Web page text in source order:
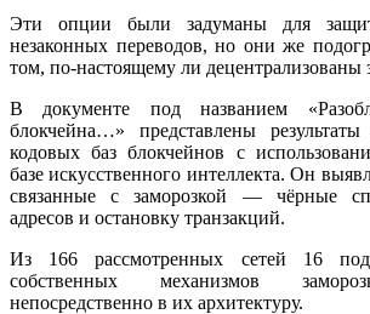
Эти опции были задуманы для
незаконных переводов, но они же
том, по-настоящему ли децентрализованы
В документе под названием
блокчейна…» представлены
кодовых баз блокчейнов с
базе искусственного интеллекта. Он
связанные с заморозкой — чёрные
адресов и остановку транзакций.
Из 166 рассмотренных сетей 16
собственных механизмов
непосредственно в их архитектуру.